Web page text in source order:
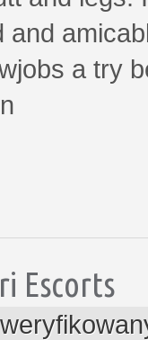
a try
Escorts